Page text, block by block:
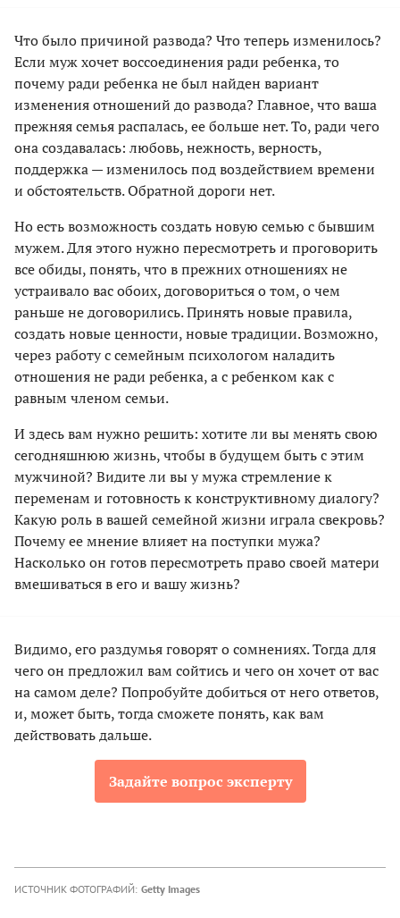
Что было причиной развода? Что теперь изменилось?
Если муж хочет воссоединения ради ребенка, то
почему ради ребенка не был найден вариант
изменения отношений до развода? Главное, что ваша
прежняя семья распалась, ее больше нет. То, ради чего
она создавалась: любовь, нежность, верность,
поддержка — изменилось под воздействием времени
и обстоятельств. Обратной дороги нет.
Но есть возможность создать новую семью с бывшим
мужем. Для этого нужно пересмотреть и проговорить
все обиды, понять, что в прежних отношениях не
устраивало вас обоих, договориться о том, о чем
раньше не договорились. Принять новые правила,
создать новые ценности, новые традиции. Возможно,
через работу с семейным психологом наладить
отношения не ради ребенка, а с ребенком как с
равным членом семьи.
И здесь вам нужно решить: хотите ли вы менять свою
сегодняшнюю жизнь, чтобы в будущем быть с этим
мужчиной? Видите ли вы у мужа стремление к
переменам и готовность к конструктивному диалогу?
Какую роль в вашей семейной жизни играла свекровь?
Почему ее мнение влияет на поступки мужа?
Насколько он готов пересмотреть право своей матери
вмешиваться в его и вашу жизнь?
Видимо, его раздумья говорят о сомнениях. Тогда для
чего он предложил вам сойтись и чего он хочет от вас
на самом деле? Попробуйте добиться от него ответов,
и, может быть, тогда сможете понять, как вам
действовать дальше.
Задайте вопрос эксперту
ИСТОЧНИК ФОТОГРАФИЙ: Getty Images